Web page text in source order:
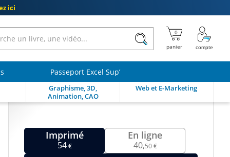
ici
Passeport Excel Sup’
Graphisme, 3D,
Animation, CAO
Web et E-Marketing
Imprimé
54€
En ligne
40,50 €